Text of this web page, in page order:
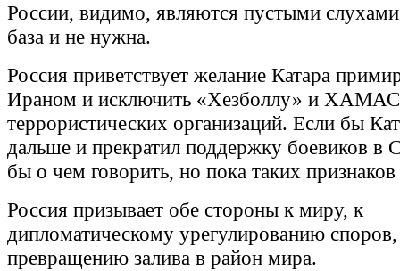
России, видимо, являются пустыми
база и не нужна.
Россия приветствует желание Катара
Ираном и исключить «Хезболлу» и ХАМАС
террористических организаций. Если бы
дальше и прекратил поддержку боевиков в
бы о чем говорить, но пока таких признаков
Россия призывает обе стороны к миру, к
дипломатическому урегулированию
превращению залива в район мира.